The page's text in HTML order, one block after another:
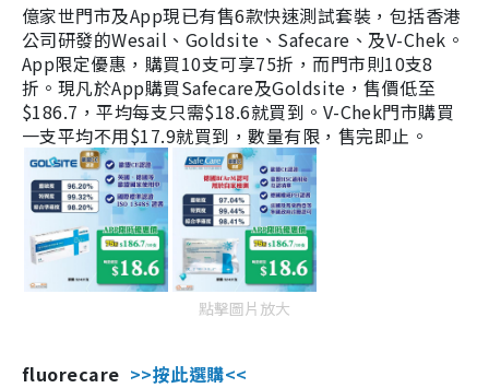
億家世門市及App現已有售6款快速測試套裝，包括香港
公司研發的Wesail、Goldsite、Safecare、及V-Chek。
App限定優惠，購買10支可享75折，而門市則10支8
折。現凡於App購買Safecare及Goldsite，售價低至
$186.7，平均每支只需$18.6就買到。V-Chek門市購買
一支平均不用$17.9就買到，數量有限，售完即止。
點擊圖片放大
fluorecare >>按此選購<<